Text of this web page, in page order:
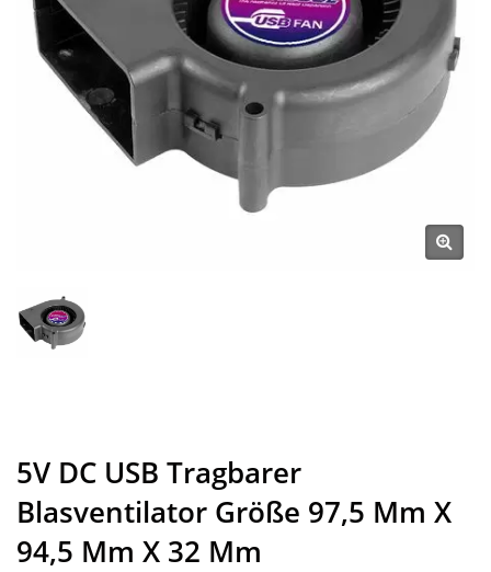
5V DC USB Tragbarer
Blasventilator Größe 97,5 Mm X
94,5 Mm X 32 Mm